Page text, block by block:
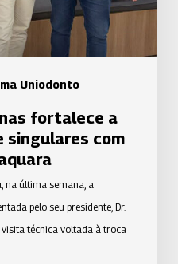
Uniodonto
fortalece a
singulares com
na última semana, a
pelo seu presidente, Dr.
técnica voltada à troca